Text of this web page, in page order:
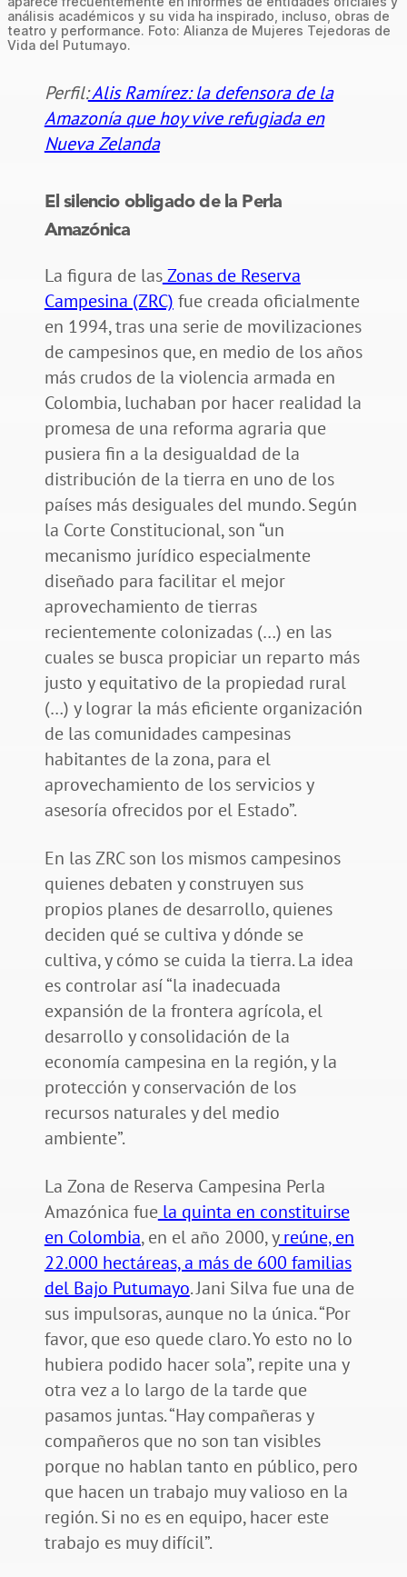
análisis académicos y su vida ha inspirado, incluso, obras de
teatro y performance. Foto: Alianza de Mujeres Tejedoras de
Vida del Putumayo.
Perfil:Alis Ramírez: la defensora de la
Amazonía que hoy vive refugiada en
Nueva Zelanda
El silencio obligado de la Perla
Amazónica
La figura de lasZonas de Reserva
Campesina (ZRC) fue creada oficialmente
en 1994, tras una serie de movilizaciones
de campesinos que, en medio de los años
más crudos de la violencia armada en
Colombia, luchaban por hacer realidad la
promesa de una reforma agraria que
pusiera fin a la desigualdad de la
distribución de la tierra en uno de los
países más desiguales del mundo. Según
la Corte Constitucional, son “un
mecanismo jurídico especialmente
diseñado para facilitar el mejor
aprovechamiento de tierras
recientemente colonizadas (…) en las
cuales se busca propiciar un reparto más
justo y equitativo de la propiedad rural
(…) y lograr la más eficiente organización
de las comunidades campesinas
habitantes de la zona, para el
aprovechamiento de los servicios y
asesoría ofrecidos por el Estado”.
En las ZRC son los mismos campesinos
quienes debaten y construyen sus
propios planes de desarrollo, quienes
deciden qué se cultiva y dónde se
cultiva, y cómo se cuida la tierra. La idea
es controlar así “la inadecuada
expansión de la frontera agrícola, el
desarrollo y consolidación de la
economía campesina en la región, y la
protección y conservación de los
recursos naturales y del medio
ambiente”.
La Zona de Reserva Campesina Perla
Amazónica fuela quinta en constituirse
en Colombia, en el año 2000, yreúne, en
22.000 hectáreas, a más de 600 familias
del Bajo Putumayo. Jani Silva fue una de
sus impulsoras, aunque no la única. “Por
favor, que eso quede claro. Yo esto no lo
hubiera podido hacer sola”, repite una y
otra vez a lo largo de la tarde que
pasamos juntas. “Hay compañeras y
compañeros que no son tan visibles
porque no hablan tanto en público, pero
que hacen un trabajo muy valioso en la
región. Si no es en equipo, hacer este
trabajo es muy difícil”.